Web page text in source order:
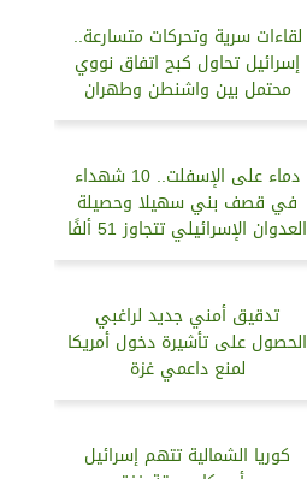
لقاءات سرية وتحركات متسارعة..
إسرائيل تحاول كبح اتفاق نووي
محتمل بين واشنطن وطهران
دماء على الإسفلت.. 10 شهداء
في قصف بني سهيلا وحصيلة
العدوان الإسرائيلي تتجاوز 51 ألفًا
تدقيق أمني جديد لراغبي
الحصول على تأشيرة دخول أمريكا
لمنع داعمي غزة
كوريا الشمالية تتهم إسرائيل